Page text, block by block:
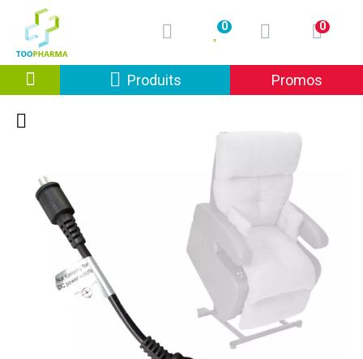
0 0
ProduitsAfficher la navigation
Promos